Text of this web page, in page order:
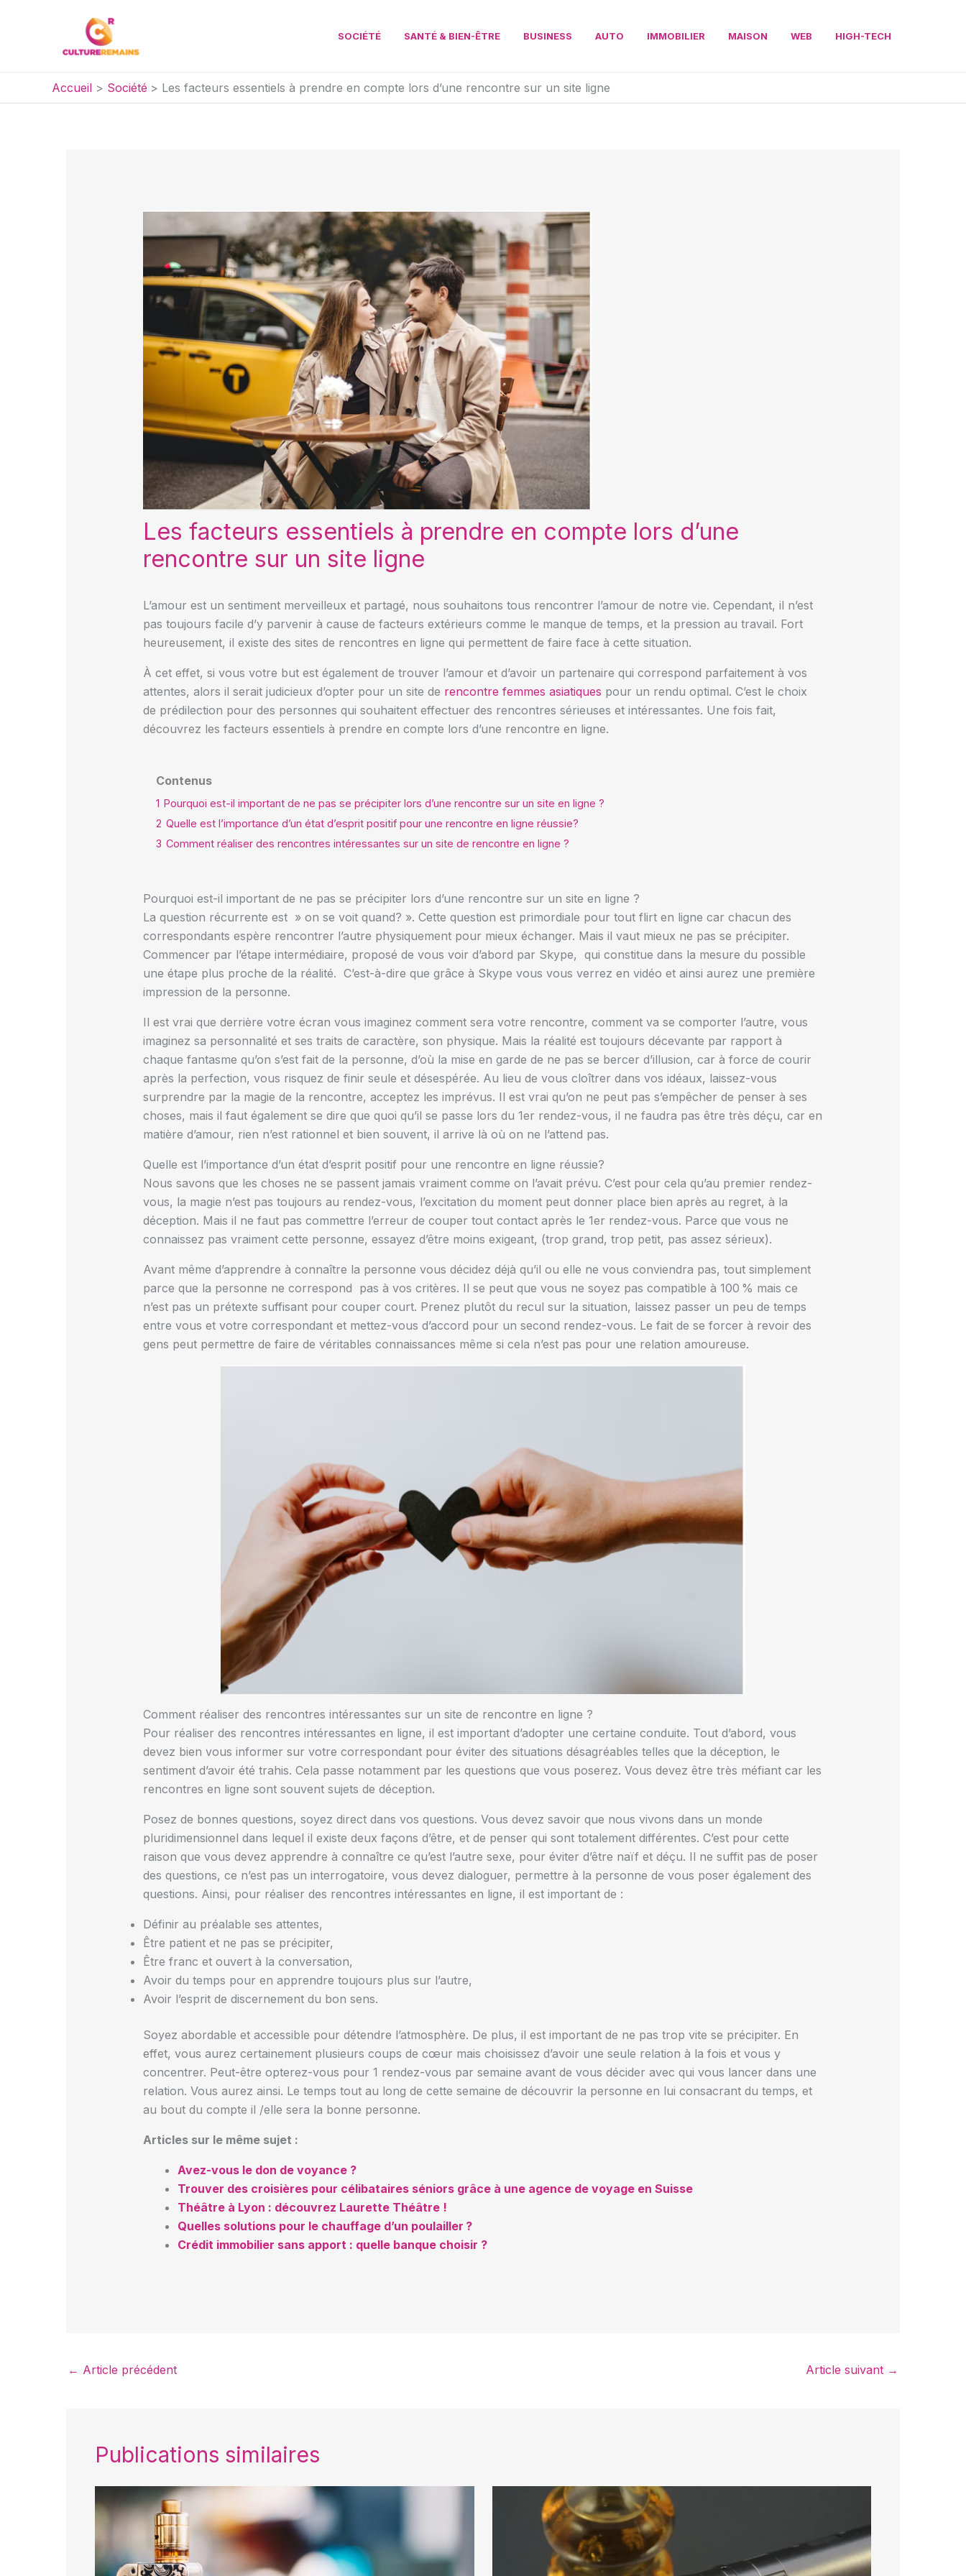
SOCIÉTÉ SANTÉ & BIEN-ÊTRE BUSINESS AUTO IMMOBILIER MAISON WEB HIGH-TECH
Accueil Société Les facteurs essentiels à prendre en compte lors d’une rencontre sur un site ligne
Les facteurs essentiels à prendre en compte lors d’une
rencontre sur un site ligne
L’amour est un sentiment merveilleux et partagé, nous souhaitons tous rencontrer l’amour de notre vie. Cependant, il n’est
pas toujours facile d’y parvenir à cause de facteurs extérieurs comme le manque de temps, et la pression au travail. Fort
heureusement, il existe des sites de rencontres en ligne qui permettent de faire face à cette situation.
À cet effet, si vous votre but est également de trouver l’amour et d’avoir un partenaire qui correspond parfaitement à vos
attentes, alors il serait judicieux d’opter pour un site de rencontre femmes asiatiques pour un rendu optimal. C’est le choix
de prédilection pour des personnes qui souhaitent effectuer des rencontres sérieuses et intéressantes. Une fois fait,
découvrez les facteurs essentiels à prendre en compte lors d’une rencontre en ligne.
Contenus
1 Pourquoi est-il important de ne pas se précipiter lors d’une rencontre sur un site en ligne ?
2 Quelle est l’importance d’un état d’esprit positif pour une rencontre en ligne réussie?
3 Comment réaliser des rencontres intéressantes sur un site de rencontre en ligne ?
Pourquoi est-il important de ne pas se précipiter lors d’une rencontre sur un site en ligne ?
La question récurrente est » on se voit quand? ». Cette question est primordiale pour tout flirt en ligne car chacun des
correspondants espère rencontrer l’autre physiquement pour mieux échanger. Mais il vaut mieux ne pas se précipiter.
Commencer par l’étape intermédiaire, proposé de vous voir d’abord par Skype, qui constitue dans la mesure du possible
une étape plus proche de la réalité. C’est-à-dire que grâce à Skype vous vous verrez en vidéo et ainsi aurez une première
impression de la personne.
Il est vrai que derrière votre écran vous imaginez comment sera votre rencontre, comment va se comporter l’autre, vous
imaginez sa personnalité et ses traits de caractère, son physique. Mais la réalité est toujours décevante par rapport à
chaque fantasme qu’on s’est fait de la personne, d’où la mise en garde de ne pas se bercer d’illusion, car à force de courir
après la perfection, vous risquez de finir seule et désespérée. Au lieu de vous cloîtrer dans vos idéaux, laissez-vous
surprendre par la magie de la rencontre, acceptez les imprévus. Il est vrai qu’on ne peut pas s’empêcher de penser à ses
choses, mais il faut également se dire que quoi qu’il se passe lors du 1er rendez-vous, il ne faudra pas être très déçu, car en
matière d’amour, rien n’est rationnel et bien souvent, il arrive là où on ne l’attend pas.
Quelle est l’importance d’un état d’esprit positif pour une rencontre en ligne réussie?
Nous savons que les choses ne se passent jamais vraiment comme on l’avait prévu. C’est pour cela qu’au premier rendez-
vous, la magie n’est pas toujours au rendez-vous, l’excitation du moment peut donner place bien après au regret, à la
déception. Mais il ne faut pas commettre l’erreur de couper tout contact après le 1er rendez-vous. Parce que vous ne
connaissez pas vraiment cette personne, essayez d’être moins exigeant, (trop grand, trop petit, pas assez sérieux).
Avant même d’apprendre à connaître la personne vous décidez déjà qu’il ou elle ne vous conviendra pas, tout simplement
parce que la personne ne correspond pas à vos critères. Il se peut que vous ne soyez pas compatible à 100 % mais ce
n’est pas un prétexte suffisant pour couper court. Prenez plutôt du recul sur la situation, laissez passer un peu de temps
entre vous et votre correspondant et mettez-vous d’accord pour un second rendez-vous. Le fait de se forcer à revoir des
gens peut permettre de faire de véritables connaissances même si cela n’est pas pour une relation amoureuse.
Comment réaliser des rencontres intéressantes sur un site de rencontre en ligne ?
Pour réaliser des rencontres intéressantes en ligne, il est important d’adopter une certaine conduite. Tout d’abord, vous
devez bien vous informer sur votre correspondant pour éviter des situations désagréables telles que la déception, le
sentiment d’avoir été trahis. Cela passe notamment par les questions que vous poserez. Vous devez être très méfiant car les
rencontres en ligne sont souvent sujets de déception.
Posez de bonnes questions, soyez direct dans vos questions. Vous devez savoir que nous vivons dans un monde
pluridimensionnel dans lequel il existe deux façons d’être, et de penser qui sont totalement différentes. C’est pour cette
raison que vous devez apprendre à connaître ce qu’est l’autre sexe, pour éviter d’être naïf et déçu. Il ne suffit pas de poser
des questions, ce n’est pas un interrogatoire, vous devez dialoguer, permettre à la personne de vous poser également des
questions. Ainsi, pour réaliser des rencontres intéressantes en ligne, il est important de :
Définir au préalable ses attentes,
Être patient et ne pas se précipiter,
Être franc et ouvert à la conversation,
Avoir du temps pour en apprendre toujours plus sur l’autre,
Avoir l’esprit de discernement du bon sens.
Soyez abordable et accessible pour détendre l’atmosphère. De plus, il est important de ne pas trop vite se précipiter. En
effet, vous aurez certainement plusieurs coups de cœur mais choisissez d’avoir une seule relation à la fois et vous y
concentrer. Peut-être opterez-vous pour 1 rendez-vous par semaine avant de vous décider avec qui vous lancer dans une
relation. Vous aurez ainsi. Le temps tout au long de cette semaine de découvrir la personne en lui consacrant du temps, et
au bout du compte il /elle sera la bonne personne.
Articles sur le même sujet :
Avez-vous le don de voyance ?
Trouver des croisières pour célibataires séniors grâce à une agence de voyage en Suisse
Théâtre à Lyon : découvrez Laurette Théâtre !
Quelles solutions pour le chauffage d’un poulailler ?
Crédit immobilier sans apport : quelle banque choisir ?
← Article précédent Article suivant →
Publications similaires